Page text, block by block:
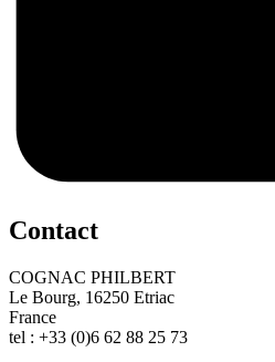
Contact
COGNAC PHILBERT
Le Bourg, 16250 Etriac
France
tel : +33 (0)6 62 88 25 73